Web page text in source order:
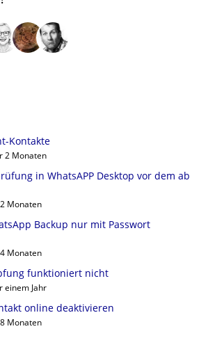
Kontakte
2 Monaten
in WhatsAPP Desktop vor dem ab
Monaten
Backup nur mit Passwort
Monaten
funktioniert nicht
einem Jahr
online deaktivieren
Monaten